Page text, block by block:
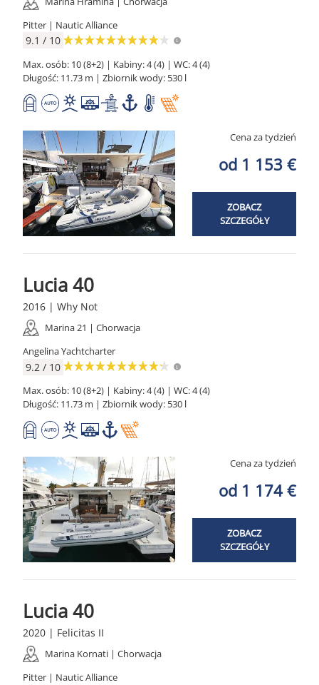
Pitter | Nautic Alliance
9.1 / 10
Max. osób: 10 (8+2) | Kabiny: 4 (4) | WC: 4 (4)
Długość: 11.73 m | Zbiornik wody: 530 l
Cena za tydzień
od 1 153 €
ZOBACZ
SZCZEGÓŁY
Lucia 40
2016 | Why Not
Marina 21 | Chorwacja
Angelina Yachtcharter
9.2 / 10
Max. osób: 10 (8+2) | Kabiny: 4 (4) | WC: 4 (4)
Długość: 11.73 m | Zbiornik wody: 530 l
Cena za tydzień
od 1 174 €
ZOBACZ
SZCZEGÓŁY
Lucia 40
2020 | Felicitas II
Marina Kornati | Chorwacja
Pitter | Nautic Alliance